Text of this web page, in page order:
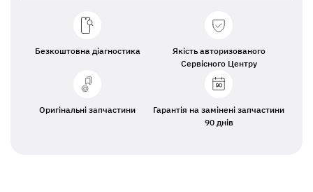
Безкоштовна діагностика
Якість авторизованого
Сервісного Центру
Оригінальні запчастини
Гарантія на замінені запчастини
90 днів